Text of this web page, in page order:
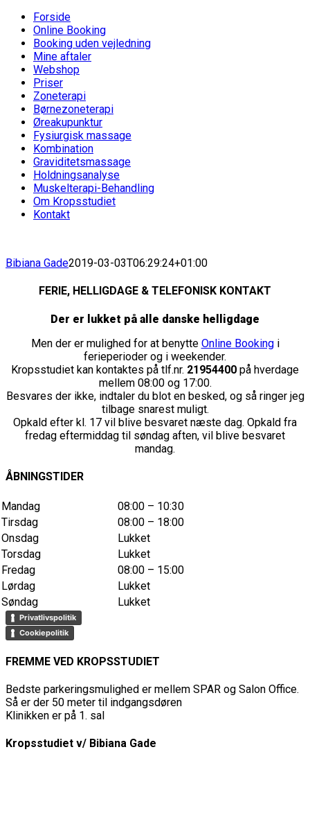
Forside
Online Booking
Booking uden vejledning
Mine aftaler
Webshop
Priser
Zoneterapi
Børnezoneterapi
Øreakupunktur
Fysiurgisk massage
Kombination
Graviditetsmassage
Holdningsanalyse
Muskelterapi-Behandling
Om Kropsstudiet
Kontakt
Bibiana Gade2019-03-03T06:29:24+01:00
FERIE, HELLIGDAGE & TELEFONISK KONTAKT
Der er lukket på alle danske helligdage
Men der er mulighed for at benytte Online Bookingi
ferieperioder og i weekender.
Kropsstudiet kan kontaktes på tlf.nr. 21954400 på hverdage
mellem 08:00 og 17:00.
Besvares der ikke, indtaler du blot en besked, og så ringer jeg
tilbage snarest muligt.
Opkald efter kl. 17 vil blive besvaret næste dag. Opkald fra
fredag eftermiddag til søndag aften, vil blive besvaret
mandag.
ÅBNINGSTIDER
Mandag
08:00 – 10:30
Tirsdag
08:00 – 18:00
Onsdag
Lukket
Torsdag
Lukket
Fredag
08:00 – 15:00
Lørdag
Lukket
Søndag
Lukket
Privatlivspolitik
Cookiepolitik
FREMME VED KROPSSTUDIET
Bedste parkeringsmulighed er mellem SPAR og Salon Office.
Så er der 50 meter til indgangsdøren
Klinikken er på 1. sal
Kropsstudiet v/ Bibiana Gade